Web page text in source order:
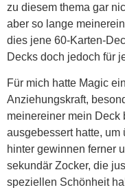
zu diesem thema gar
aber so lange
dies jene 60-Karten-
Decks doch jedoch für
Für mich hatte Magic
Anziehungskraft,
meinereiner mein Deck
ausgebessert hatte,
hinter gewinnen ferner
sekundär Zocker, die
speziellen Schönheit